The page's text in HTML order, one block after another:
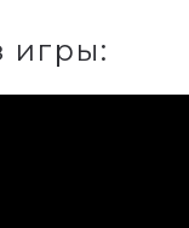
игры: